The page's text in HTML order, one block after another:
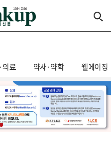
의료 약사·약학 웰에이징